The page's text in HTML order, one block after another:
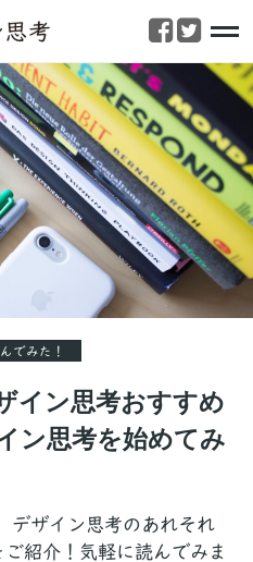
でみた！
イン思考おすすめ
ン思考を始めてみ
デザイン思考のあれそれ
紹介！気軽に読んでみま